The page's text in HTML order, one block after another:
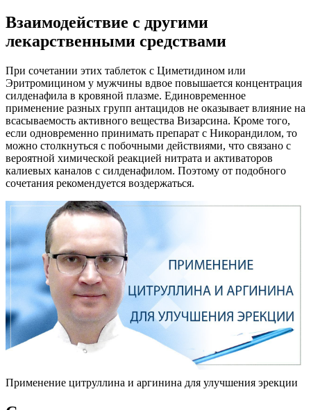
Взаимодействие с другими
лекарственными средствами
При сочетании этих таблеток с Циметидином или
Эритромицином у мужчины вдвое повышается концентрация
силденафила в кровяной плазме. Единовременное
применение разных групп антацидов не оказывает влияние на
всасываемость активного вещества Визарсина. Кроме того,
если одновременно принимать препарат с Никорандилом, то
можно столкнуться с побочными действиями, что связано с
вероятной химической реакцией нитрата и активаторов
калиевых каналов с силденафилом. Поэтому от подобного
сочетания рекомендуется воздержаться.
Применение цитруллина и аргинина для улучшения эрекции